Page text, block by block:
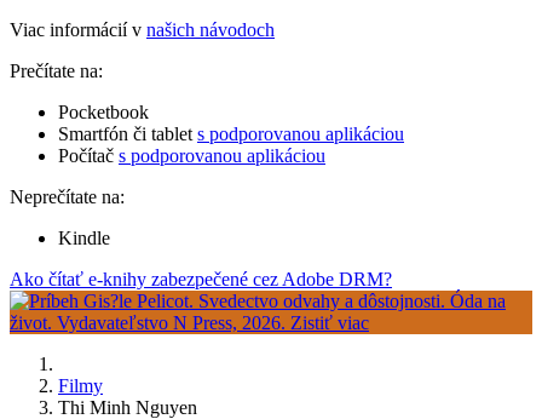
Viac informácií v našich návodoch
Prečítate na:
Pocketbook
Smartfón či tablet s podporovanou aplikáciou
Počítač s podporovanou aplikáciou
Neprečítate na:
Kindle
Ako čítať e-knihy zabezpečené cez Adobe DRM?
Filmy
Thi Minh Nguyen